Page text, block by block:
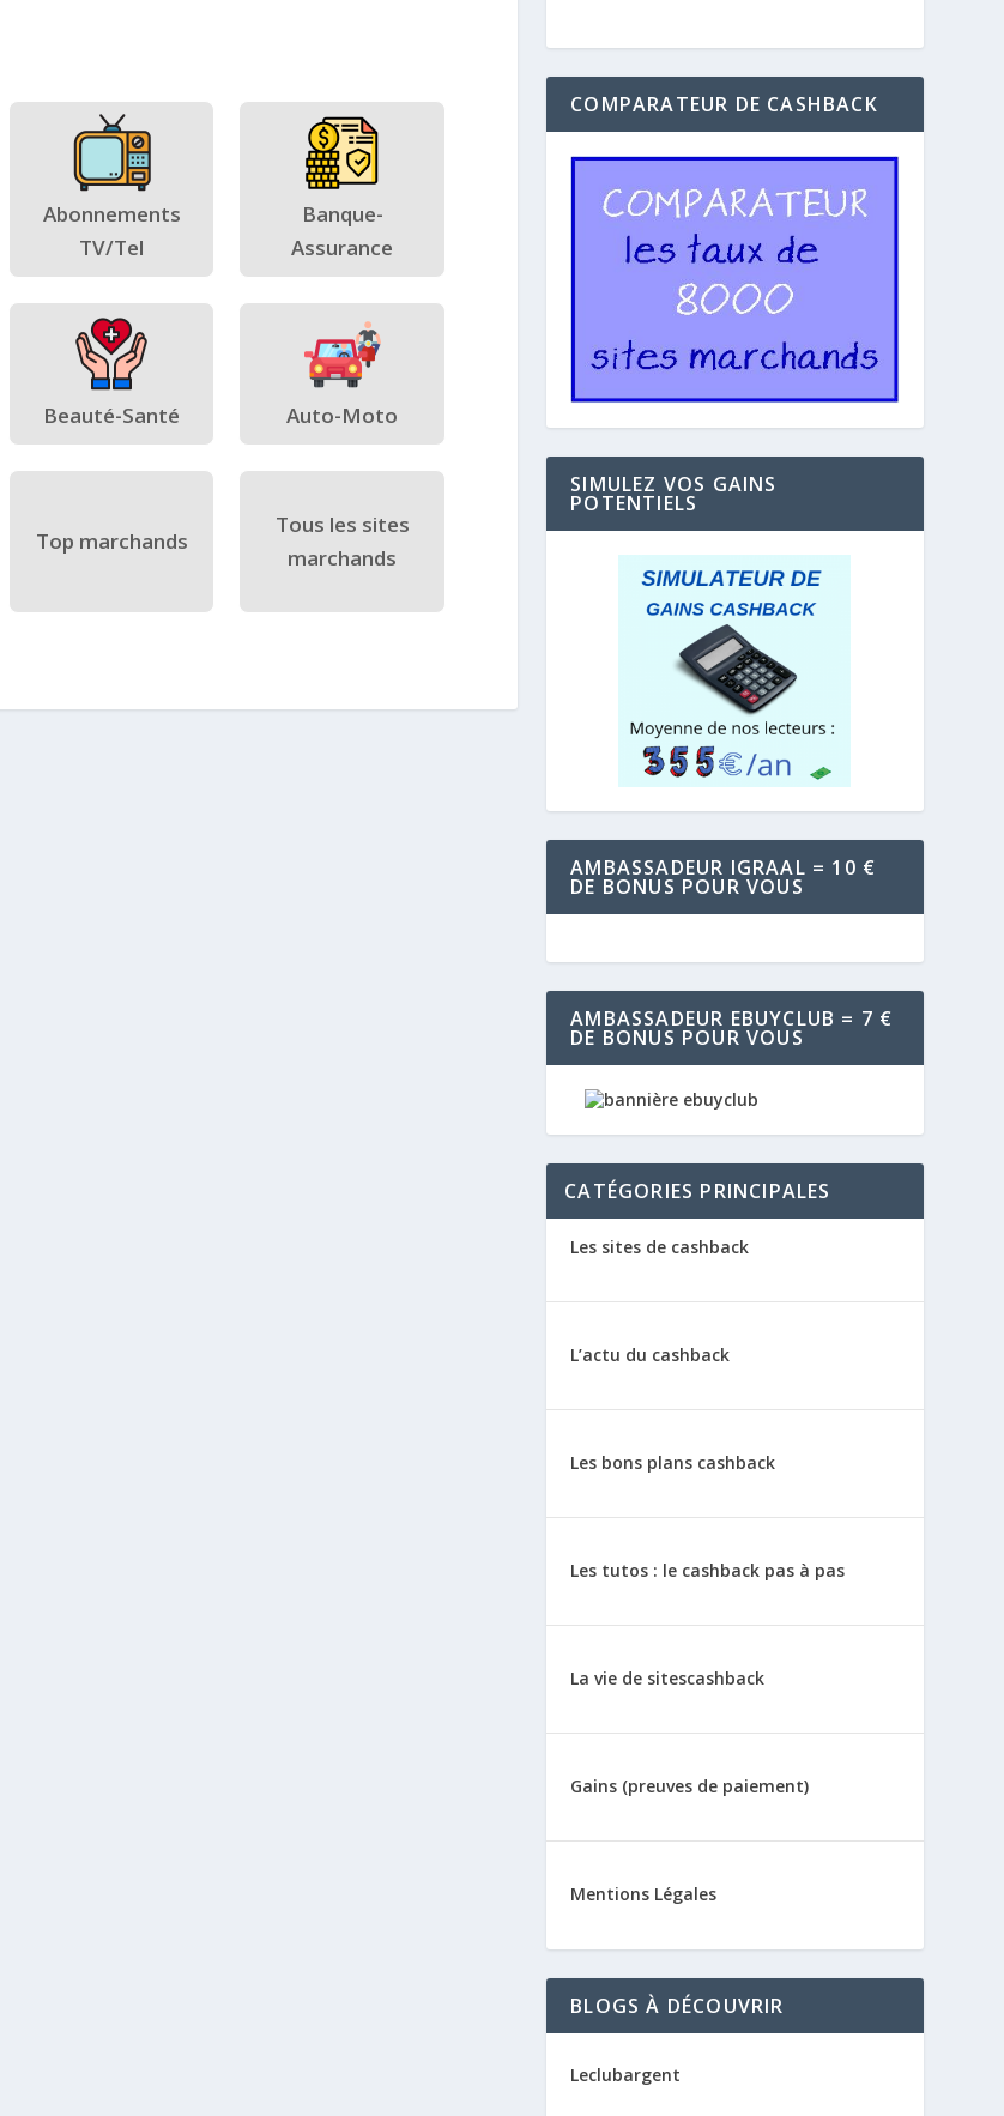
Abonnements
TV/Tel
Banque-
Assurance
Beauté-Santé Auto-Moto
Top marchands
Tous les sites
marchands
COMPARATEUR DE CASHBACK
SIMULEZ VOS GAINS
POTENTIELS
AMBASSADEUR IGRAAL = 10 €
DE BONUS POUR VOUS
AMBASSADEUR EBUYCLUB = 7 €
DE BONUS POUR VOUS
CATÉGORIES PRINCIPALES
Les sites de cashback
L’actu du cashback
Les bons plans cashback
Les tutos : le cashback pas à pas
La vie de sitescashback
Gains (preuves de paiement)
Mentions Légales
BLOGS À DÉCOUVRIR
Leclubargent